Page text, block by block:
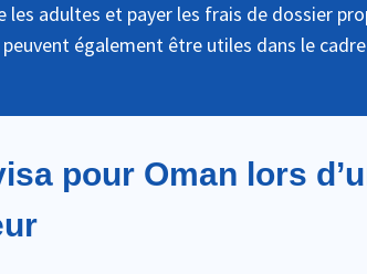
adultes et payer les frais de dossier
également être utiles dans le
pour Oman lors